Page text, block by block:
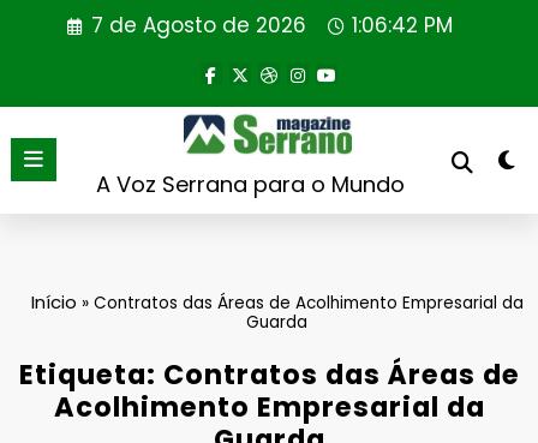
7 de Agosto de 2026 1:06:42 PM
A Voz Serrana para o Mundo
Início » Contratos das Áreas de Acolhimento Empresarial da
Guarda
Etiqueta: Contratos das Áreas de
Acolhimento Empresarial da